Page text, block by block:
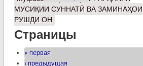
МУСИҚИИ СУННАТӢ ВА ЗАМИНАҲОИ
РУШДИ ОН
Страницы
« первая
‹ предыдущая